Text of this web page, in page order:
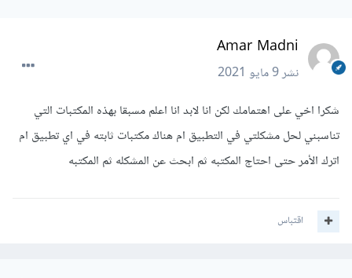
Amar Madni
نشر9 مايو 2021
شكرا اخي على اهتمامك لكن انا لابد انا اعلم مسبقا بهذه المكتبات التي
تناسبني لحل مشكلتي في التطبيق ام هناك مكتبات ثابته في اي تطبيق ام
اترك الأمر حتى احتاج المكتبه ثم ابحث عن المشكله ثم المكتبه
اقتباس